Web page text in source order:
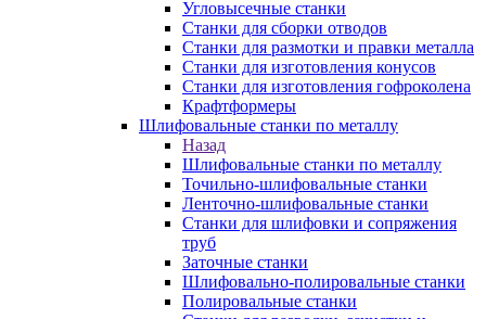
Угловысечные станки
Станки для сборки отводов
Станки для размотки и правки металла
Станки для изготовления конусов
Станки для изготовления гофроколена
Крафтформеры
Шлифовальные станки по металлу
Назад
Шлифовальные станки по металлу
Точильно-шлифовальные станки
Ленточно-шлифовальные станки
Станки для шлифовки и сопряжения
труб
Заточные станки
Шлифовально-полировальные станки
Полировальные станки